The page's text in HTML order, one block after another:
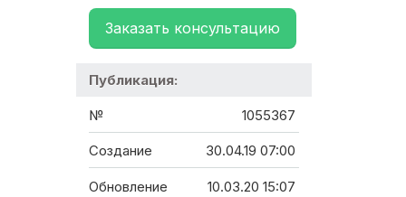
Заказать консультацию
Публикация:
№ 1055367
Создание 30.04.19 07:00
Обновление 10.03.20 15:07